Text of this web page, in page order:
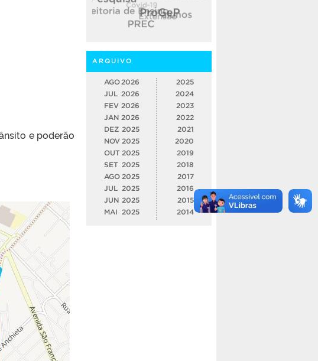
e poderão
ARQUIVO
AGO 2026
JUL 2026
FEV 2026
JAN 2026
DEZ 2025
NOV 2025
OUT 2025
SET 2025
AGO 2025
JUL
2025
JUN 2025
MAI
2025
2025
2024
2023
2022
2021
2020
2019
2018
2017
2016
2015
2014